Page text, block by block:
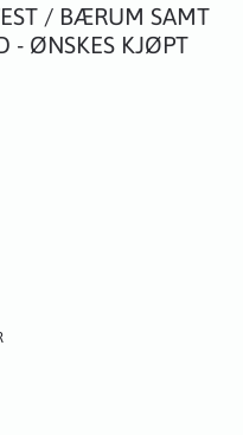
/ BÆRUM SAMT
- ØNSKES KJØPT